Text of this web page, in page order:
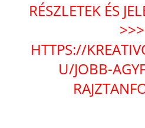
RÉSZLETEK ÉS
>>>
HTTPS://
U/JOBB-